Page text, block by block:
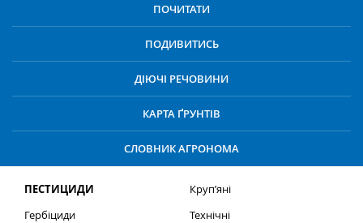
ПОЧИТАТИ
ПОДИВИТИСЬ
ДІЮЧІ РЕЧОВИНИ
КАРТА ҐРУНТІВ
СЛОВНИК АГРОНОМА
ПЕСТИЦИДИ
Гербіциди
Круп’яні
Технічні